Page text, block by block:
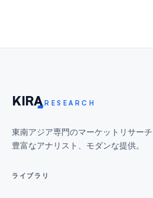
KIRA RESEARCH
東南アジア専門のマーケットリサー
豊富なアナリスト、モダンな提供。
ライブラリ